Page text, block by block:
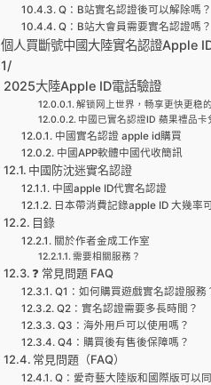
Q：B站實名認證後可以解除嗎？
Q：B站大會員需要實名認證嗎？
個人買斷號中國大陸實名認證
1/
2025大陸Apple ID電話驗證
解锁网上世界，畅享更快更
中國已實名認證ID 蘋果禮品卡
中國實名認證 apple id購買
中國APP軟體中國代收簡訊
中國防沈迷實名認證
中國apple ID代實名認證
日本帶消費記錄apple ID 大幾率
目錄
關於作者金成工作室
需要相關服務？
❓ 常見問題 FAQ
Q1：如何購買遊戲實名認證服務
Q2：實名認證需要多長時間？
Q3：海外用戶可以使用嗎？
Q4：購買後有售後保障嗎？
常見問題（FAQ）
Q：愛奇藝大陸版和國際版可以